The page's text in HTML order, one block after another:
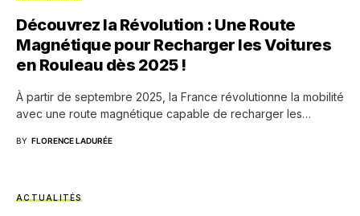
Découvrez la Révolution : Une Route
Magnétique pour Recharger les Voitures
en Rouleau dès 2025 !
À partir de septembre 2025, la France révolutionne la mobilité
avec une route magnétique capable de recharger les…
BY FLORENCE LADURÉE
ACTUALITÉS